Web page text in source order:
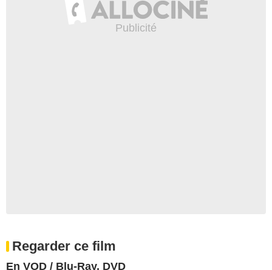
Regarder ce film
En VOD / Blu-Ray, DVD